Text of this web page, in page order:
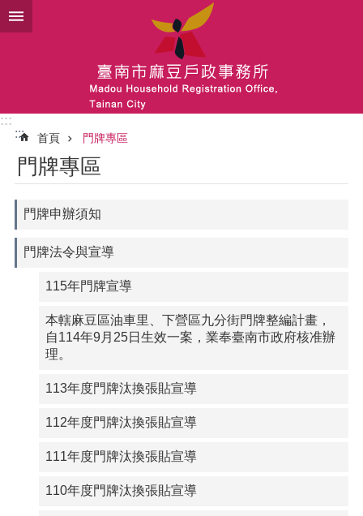
跳到主要內容區塊
:::
:::
首頁 門牌專區
門牌專區
門牌申辦須知
門牌法令與宣導
115年門牌宣導
本轄麻豆區油車里、下營區九分街門牌整編計畫，
自114年9月25日生效一案，業奉臺南市政府核准辦
理。
113年度門牌汰換張貼宣導
112年度門牌汰換張貼宣導
111年度門牌汰換張貼宣導
110年度門牌汰換張貼宣導